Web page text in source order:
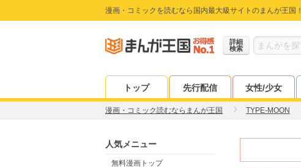
漫画・コミックを読むなら国内最大級サイトのまんが王国！
詳細
検索
トップ 先行配信 女性/少女
漫画・コミック読むならまんが王国 TYPE-MOON
人気メニュー
無料漫画トップ